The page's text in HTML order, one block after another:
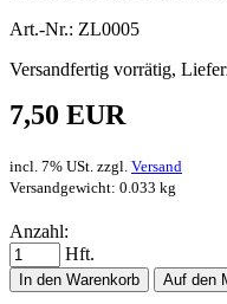
Art.-Nr.: ZL0005
Versandfertig vorrätig,
7,50 EUR
incl. 7% USt. zzgl. Versand
Versandgewicht: 0.033 kg
Anzahl:
Hft.
In den Warenkorb Auf den